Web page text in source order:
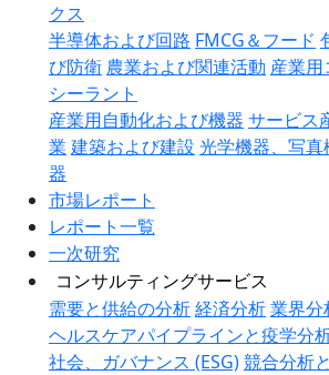
クス
半導体および回路 FMCG＆フード
び防衛 農業および関連活動 産業
シーラント
産業用自動化および機器 サービス
業 建築および建設 光学機器、写
器
市場レポート
レポート一覧
一次研究
コンサルティングサービス
需要と供給の分析経済分析業界分
ヘルスケアパイプラインと疫学分
社会、ガバナンス (ESG)競合分析